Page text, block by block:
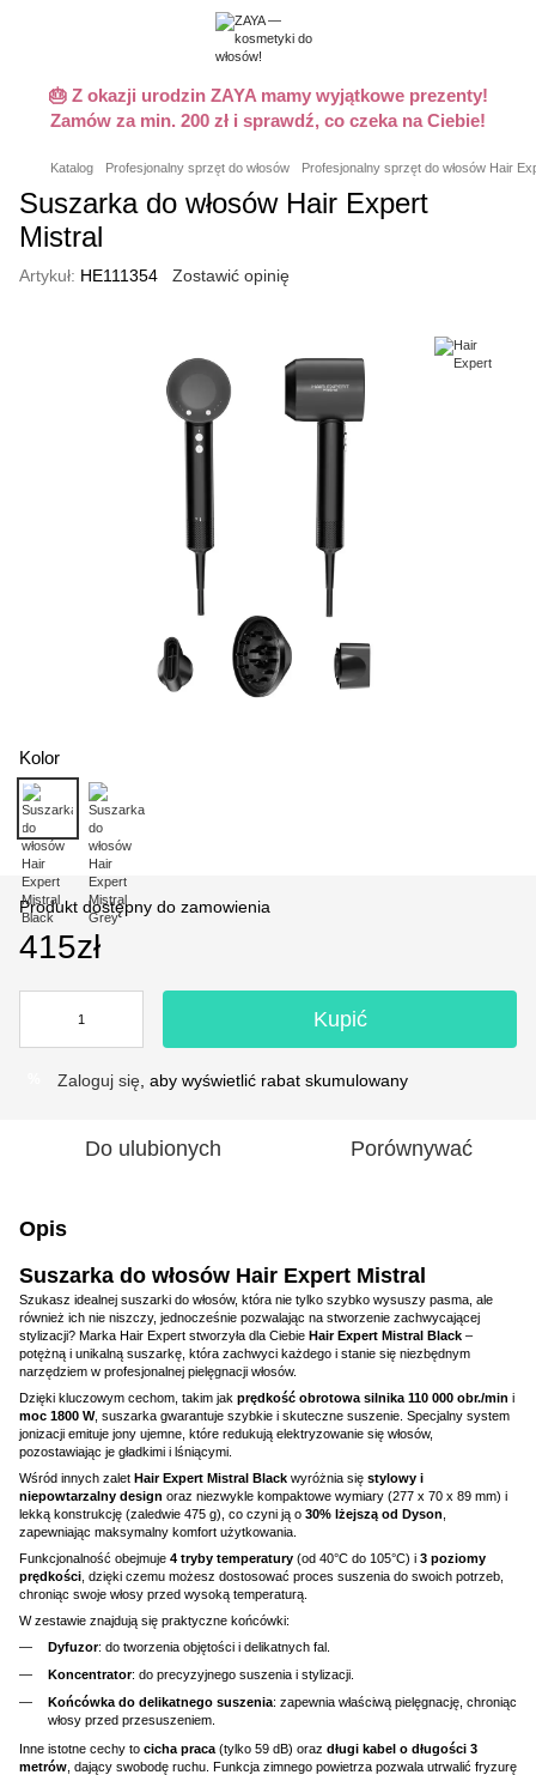
🎂 Z okazji urodzin ZAYA mamy wyjątkowe prezenty!
Zamów za min. 200 zł i sprawdź, co czeka na Ciebie!
Katalog Profesjonalny sprzęt do włosów Profesjonalny sprzęt do włosów Hair
Suszarka do włosów Hair Expert
Mistral
Artykuł: HE111354 Zostawić opinię
Kolor
Produkt dostępny do zamowienia
415zł
Kupić
Zaloguj się , aby wyświetlić rabat skumulowany
Do ulubionych Porównywać
Opis
Suszarka do włosów Hair Expert Mistral
Szukasz idealnej suszarki do włosów, która nie tylko szybko wysuszy pasma, ale
również ich nie niszczy, jednocześnie pozwalając na stworzenie zachwycającej
stylizacji? Marka Hair Expert stworzyła dla Ciebie Hair Expert Mistral Black –
potężną i unikalną suszarkę, która zachwyci każdego i stanie się niezbędnym
narzędziem w profesjonalnej pielęgnacji włosów.
Dzięki kluczowym cechom, takim jak prędkość obrotowa silnika 110 000 obr./min i
moc 1800 W, suszarka gwarantuje szybkie i skuteczne suszenie. Specjalny system
jonizacji emituje jony ujemne, które redukują elektryzowanie się włosów,
pozostawiając je gładkimi i lśniącymi.
Wśród innych zalet Hair Expert Mistral Black wyróżnia się stylowy i
niepowtarzalny design oraz niezwykle kompaktowe wymiary (277 x 70 x 89 mm) i
lekką konstrukcję (zaledwie 475 g), co czyni ją o 30% lżejszą od Dyson
zapewniając maksymalny komfort użytkowania.
Funkcjonalność obejmuje 4 tryby temperatury (od 40°C do 105°C) i 3 poziomy
prędkości , dzięki czemu możesz dostosować proces suszenia do swoich potrzeb,
chroniąc swoje włosy przed wysoką temperaturą.
W zestawie znajdują się praktyczne końcówki:
Dyfuzor: do tworzenia objętości i delikatnych fal.
Koncentrator: do precyzyjnego suszenia i stylizacji.
Końcówka do delikatnego suszenia: zapewnia właściwą pielęgnację, chroniąc
włosy przed przesuszeniem.
Inne istotne cechy to cicha praca (tylko 59 dB) oraz długi kabel o długości 3
metrów , dający swobodę ruchu. Funkcja zimnego powietrza pozwala utrwalić fryzurę